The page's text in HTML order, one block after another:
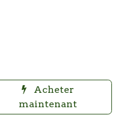
Acheter
maintenant